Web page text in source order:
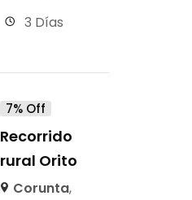
3 Días
7% Off
Recorrido
rural Orito
Corunta,